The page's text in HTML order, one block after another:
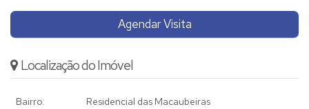
Agendar Visita
Localização do Imóvel
Bairro: Residencial das Macaubeiras